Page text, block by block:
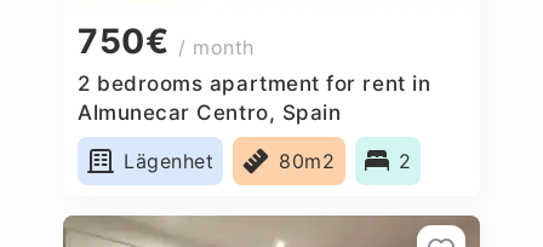
750€ / month
2 bedrooms apartment for rent in
Almunecar Centro, Spain
Lägenhet
80m2 2